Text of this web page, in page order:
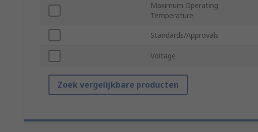
Maximum Operating
Temperature
Standards/Approvals
Voltage
Zoek vergelijkbare producten